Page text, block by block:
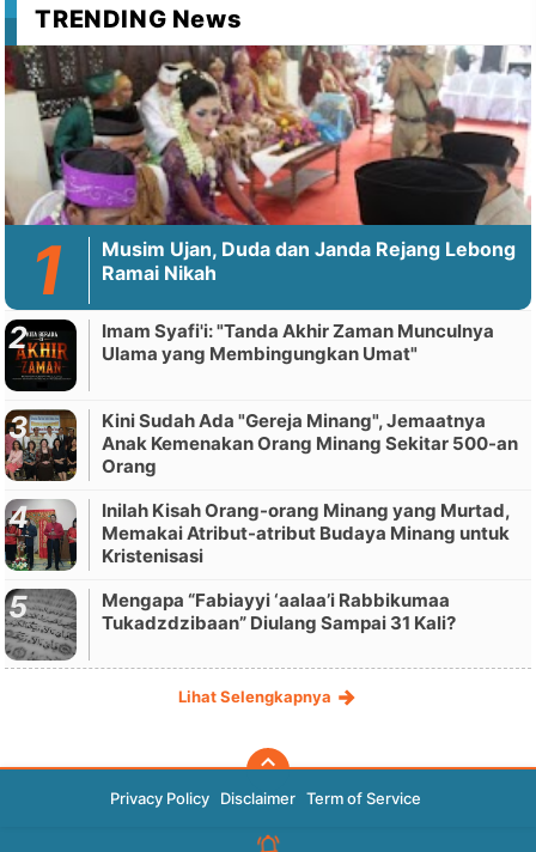
TRENDING News
Musim Ujan, Duda dan Janda Rejang Lebong
Ramai Nikah
Imam Syafi'i: "Tanda Akhir Zaman Munculnya
Ulama yang Membingungkan Umat"
Kini Sudah Ada "Gereja Minang", Jemaatnya
Anak Kemenakan Orang Minang Sekitar 500-an
Orang
Inilah Kisah Orang-orang Minang yang Murtad,
Memakai Atribut-atribut Budaya Minang untuk
Kristenisasi
Mengapa “Fabiayyi ‘aalaa’i Rabbikumaa
Tukadzdzibaan” Diulang Sampai 31 Kali?
Lihat Selengkapnya
Privacy Policy Disclaimer Term of Service